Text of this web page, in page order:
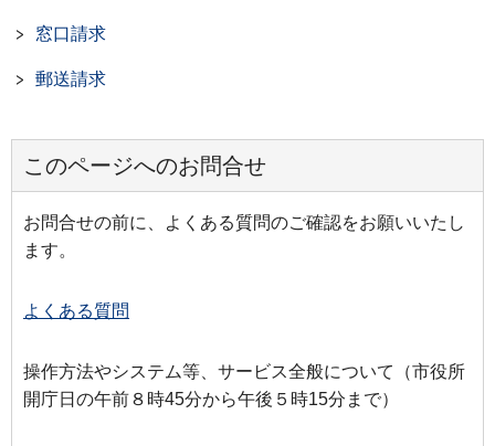
窓口請求
郵送請求
このページへのお問合せ
お問合せの前に、よくある質問のご確認をお願いいたし
ます。
よくある質問
操作方法やシステム等、サービス全般について（市役所
開庁日の午前８時45分から午後５時15分まで）